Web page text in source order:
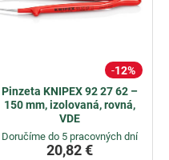
12%
Pinzeta KNIPEX 92 27 62 –
150 mm, izolovaná, rovná,
VDE
Doručíme do 5 pracovných dní
20,82 €